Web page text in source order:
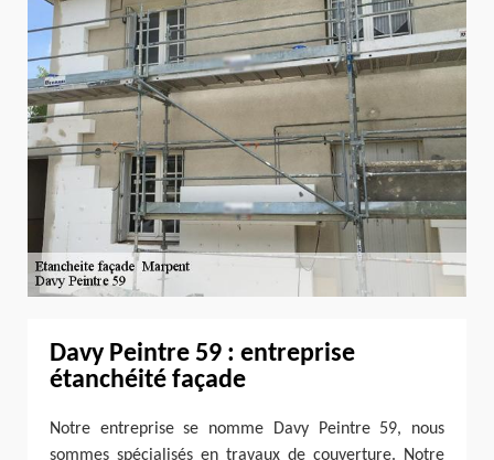
Davy Peintre 59 : entreprise
étanchéité façade
Notre entreprise se nomme Davy Peintre 59, nous
sommes spécialisés en travaux de couverture. Notre